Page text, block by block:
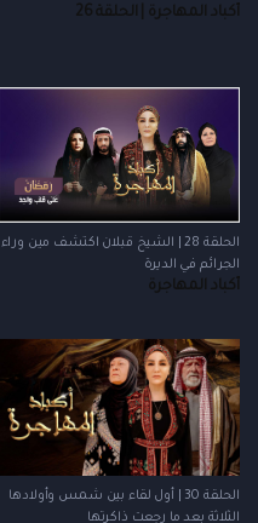
أكباد المهاجرة | الحلقة 26
الحلقة 28 | الشيخ قبلان اكتشف مين وراء
الجرائم في الديرة
أكباد المهاجرة
الحلقة 30 | أول لقاء بين شمس وأولادها
الثلاثة بعد ما رجعت ذاكرتها